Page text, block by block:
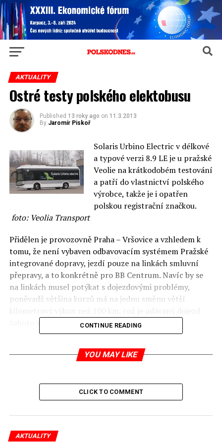
AKTUALITY
Ostré testy polského elektobusu
Published 13 roky ago on 11.3.2013
By Jaromír Piskoř
Solaris Urbino Electric v délkové
a typové verzi 8.9 LE je u pražské
Veolie na krátkodobém testování
a patří do vlastnictví polského
výrobce, takže je i opatřen
polskou registrační značkou.
foto: Veolia Transport
Přidělen je provozovně Praha – Vršovice a vzhledem k
tomu, že není vybaven odbavovacím systémem Pražské
integrované dopravy, jezdí pouze na linkách smluvní
přepravy, a to konkrétně pro BB Centrum. Navíc by se
na linkách musel potýkat s dojezdovými problémy,
poněvadž většina kurzů má na jednu směnu větší
tohoto vozidla na jedno nabití.
zastávce Filadelfie, u které se nachází BB Centrum, nebo
600 tun polských hlemýžďů na vývoz
CONTINUE READING
YOU MAY LIKE
CLICK TO COMMENT
AKTUALITY